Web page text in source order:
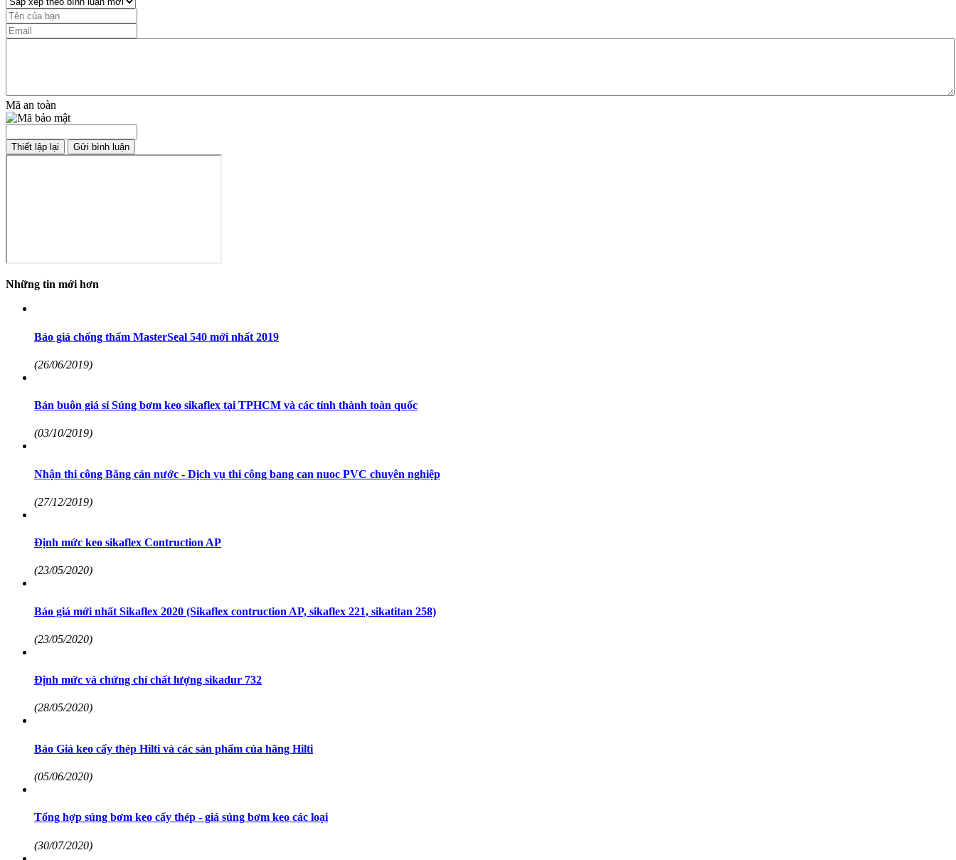
Mã an toàn
Những tin mới hơn
Báo giá chống thấm MasterSeal 540 mới nhất 2019
(26/06/2019)
Bán buôn giá sỉ Súng bơm keo sikaflex tại TPHCM và các tỉnh thành toàn quốc
(03/10/2019)
Nhận thi công Băng cản nước - Dịch vụ thi công bang can nuoc PVC chuyên nghiệp
(27/12/2019)
Định mức keo sikaflex Contruction AP
(23/05/2020)
Báo giá mới nhất Sikaflex 2020 (Sikaflex contruction AP, sikaflex 221, sikatitan 258)
(23/05/2020)
Định mức và chứng chỉ chất lượng sikadur 732
(28/05/2020)
Báo Giá keo cấy thép Hilti và các sản phẩm của hãng Hilti
(05/06/2020)
Tổng hợp súng bơm keo cấy thép - giá súng bơm keo các loại
(30/07/2020)